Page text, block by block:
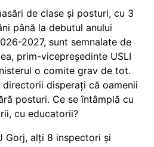
de clase și posturi, cu 3
până la debutul anului
2027, sunt semnalate de
prim-vicepreședinte USLI
o comite grav de tot.
directorii disperați că oamenii
posturi. Ce se întâmplă cu
cu educatorii?
Gorj, alți 8 inspectori și